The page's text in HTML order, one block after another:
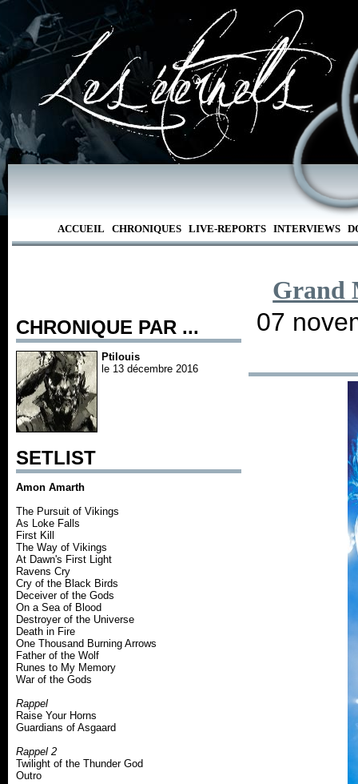
ACCUEIL CHRONIQUES LIVE-REPORTS INTERVIEWS
CHRONIQUE PAR ...
Ptilouis
le 13 décembre 2016
SETLIST
Amon Amarth
The Pursuit of Vikings
As Loke Falls
First Kill
The Way of Vikings
At Dawn's First Light
Ravens Cry
Cry of the Black Birds
Deceiver of the Gods
On a Sea of Blood
Destroyer of the Universe
Death in Fire
One Thousand Burning Arrows
Father of the Wolf
Runes to My Memory
War of the Gods
Rappel
Raise Your Horns
Guardians of Asgaard
Rappel 2
Twilight of the Thunder God
Outro
Grand
07